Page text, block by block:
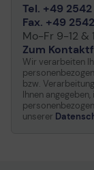
Tel. +49
Fax. +49
Mo-Fr 9-12 &
Zum
Wir verarbeiten
bzw.
Ihnen
unserer